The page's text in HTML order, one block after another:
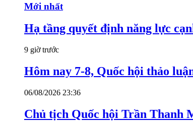
Mới nhất
Hạ tầng quyết định năng lực
9 giờ trước
Hôm nay 7-8, Quốc hội thảo
06/08/2026 23:36
Chủ tịch Quốc hội Trần Thanh